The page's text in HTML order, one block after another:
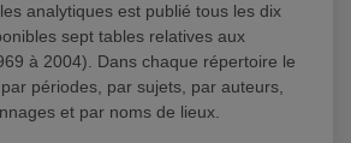
analytiques est publié tous les dix
sept tables relatives aux
à 2004). Dans chaque répertoire le
périodes, par sujets, par auteurs,
et par noms de lieux.